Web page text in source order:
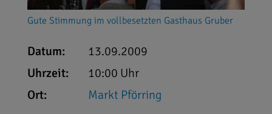
Gute Stimmung im vollbesetzten Gasthaus Gruber
Datum:
13.09.2009
Uhrzeit:
10:00 Uhr
Ort:
Markt Pförring